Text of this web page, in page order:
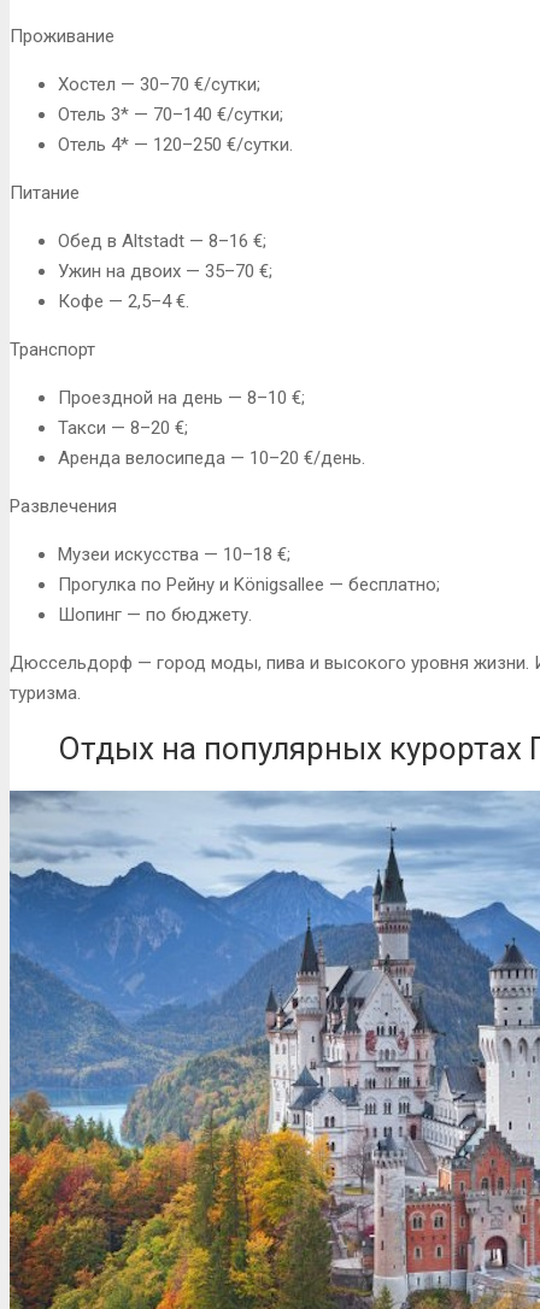
Проживание
Хостел — 30–70 €/сутки;
Отель 3* — 70–140 €/сутки;
Отель 4* — 120–250 €/сутки.
Питание
Обед в Altstadt — 8–16 €;
Ужин на двоих — 35–70 €;
Кофе — 2,5–4 €.
Транспорт
Проездной на день — 8–10 €;
Такси — 8–20 €;
Аренда велосипеда — 10–20 €/день.
Развлечения
Музеи искусства — 10–18 €;
Прогулка по Рейну и Königsallee — бесплатно;
Шопинг — по бюджету.
Дюссельдорф — город моды, пива и высокого уровня жизни.
туризма.
Отдых на популярных курортах